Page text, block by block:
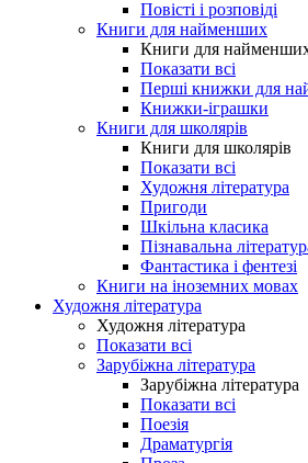
Повісті і розповіді
Книги для найменших
Книги для
Показати всі
Перші книжки для
Книжки-іграшки
Книги для школярів
Книги для школярів
Показати всі
Художня література
Пригоди
Шкільна класика
Пізнавальна
Фантастика і фентезі
Книги на іноземних мовах
Художня література
Художня література
Показати всі
Зарубіжна література
Зарубіжна література
Показати всі
Поезія
Драматургія